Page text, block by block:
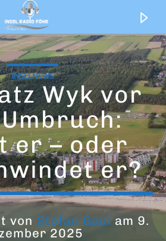
INSELNEWS
Wyk vor
er – oder
er?
von Stefan Gaul am 9.
2025